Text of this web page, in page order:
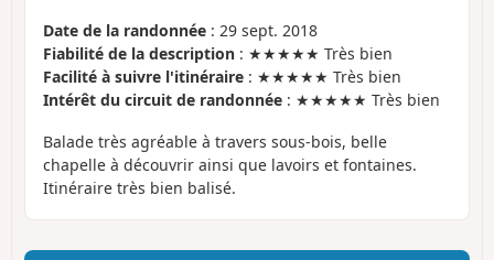
Date de la randonnée : 29 sept. 2018
Fiabilité de la description : ★★★★★ Très bien
Facilité à suivre l'itinéraire : ★★★★★ Très bien
Intérêt du circuit de randonnée : ★★★★★ Très bien
Balade très agréable à travers sous-bois, belle
chapelle à découvrir ainsi que lavoirs et fontaines.
Itinéraire très bien balisé.